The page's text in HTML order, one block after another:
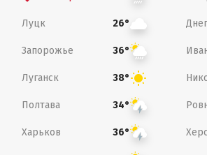
Луцк 26°
Запорожье 36°
Луганск 38°
Полтава 34°
Харьков 36°